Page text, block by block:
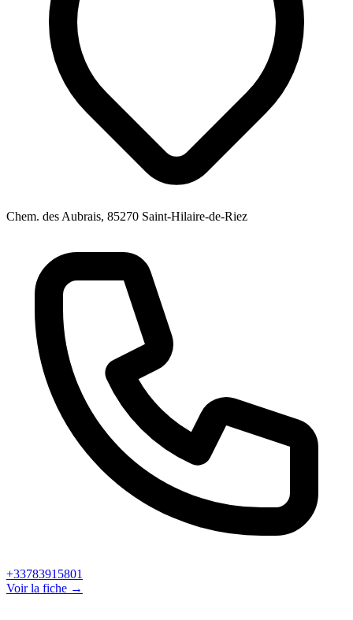
Chem. des Aubrais, 85270 Saint-Hilaire-de-Riez
+33783915801
Voir la fiche →